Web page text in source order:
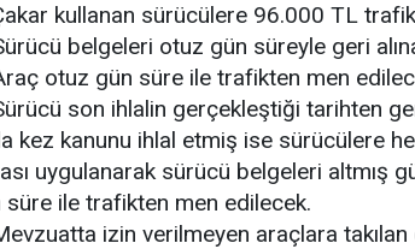
kullanan sürücülere 96.000 TL
belgeleri otuz gün süreyle geri
otuz gün süre ile trafikten men
son ihlalin gerçekleştiği tarihten
kez kanunu ihlal etmiş ise sürücülere
uygulanarak sürücü belgeleri altmış
süre ile trafikten men edilecek.
izin verilmeyen araçlara